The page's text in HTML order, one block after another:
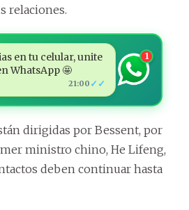
relaciones.
en tu celular, unite
WhatsApp 🤩
21:00 ✓✓
1
dirigidas por Bessent, por
ministro chino, He Lifeng,
deben continuar hasta